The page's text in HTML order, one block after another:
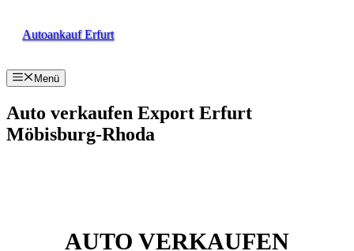
InhaltAutoankauf Erfurt
Menü
Auto verkaufen Export Erfurt
Möbisburg-Rhoda
AUTO VERKAUFEN